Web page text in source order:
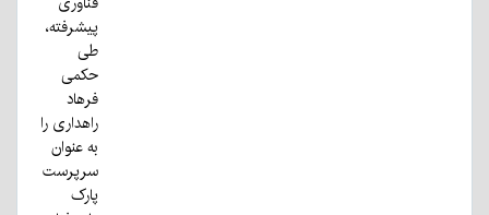
پیشرفته،
طی
حکمی
فرهاد
راهداری را
به عنوان
سرپرست
پارک